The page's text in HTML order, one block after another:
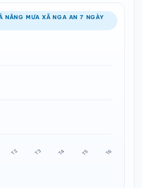
NĂNG MƯA XÃ NGA AN 7 NGÀY